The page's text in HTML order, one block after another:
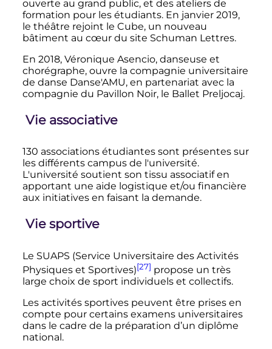
ouverte au grand public, et des ateliers de
formation pour les étudiants. En janvier 2019,
le théâtre rejoint le Cube, un nouveau
bâtiment au cœur du site Schuman Lettres.
En 2018, Véronique Asencio, danseuse et
chorégraphe, ouvre la compagnie universitaire
de danse Danse'AMU, en partenariat avec la
compagnie du Pavillon Noir, le Ballet Preljocaj.
Vie associative
130 associations étudiantes sont présentes sur
les différents campus de l'université.
L'université soutient son tissu associatif en
apportant une aide logistique et/ou financière
aux initiatives en faisant la demande.
Vie sportive
Le SUAPS (Service Universitaire des Activités
Physiques et Sportives)[27] propose un très
large choix de sport individuels et collectifs.
Les activités sportives peuvent être prises en
compte pour certains examens universitaires
dans le cadre de la préparation d’un diplôme
national.